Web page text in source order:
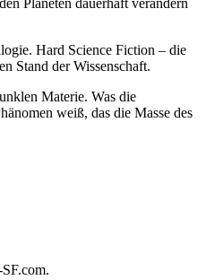
Hard Science Fiction – die
Stand der Wissenschaft.
Materie. Was die
weiß, das die Masse des